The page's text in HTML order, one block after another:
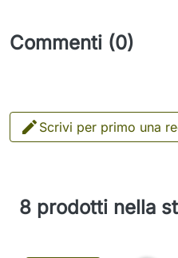
Commenti (0)
 Scrivi per primo una
8 prodotti nella